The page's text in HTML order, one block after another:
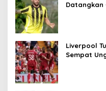
Datangkan
Liverpool
Sempat